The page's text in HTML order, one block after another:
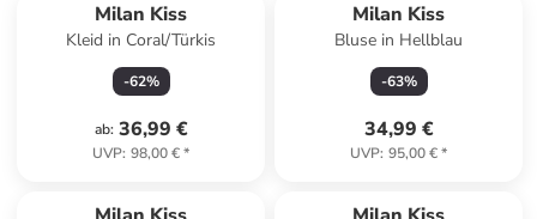
Milan Kiss
Kleid in Coral/Türkis
-62%
ab: 36,99 €
UVP: 98,00 €*
Milan Kiss
Bluse in Hellblau
-63%
34,99 €
UVP: 95,00 €*